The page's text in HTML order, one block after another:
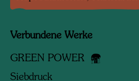
Verbundene Werke
GREEN POWER
Siebdruck